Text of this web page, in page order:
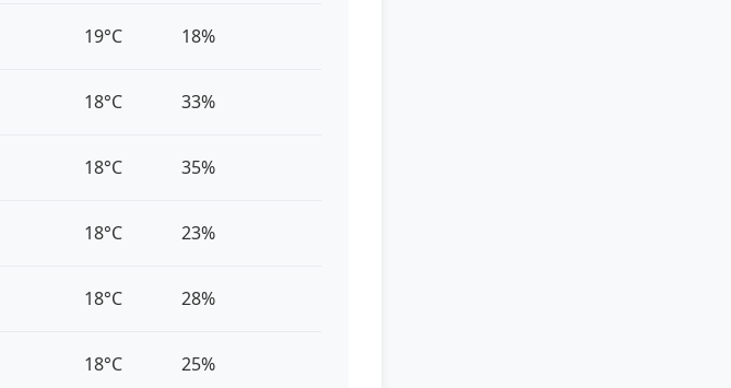
19°C 18%
18°C 33%
18°C 35%
18°C 23%
18°C 28%
18°C 25%